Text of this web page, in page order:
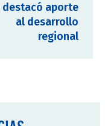
destacó aporte
al desarrollo
regional